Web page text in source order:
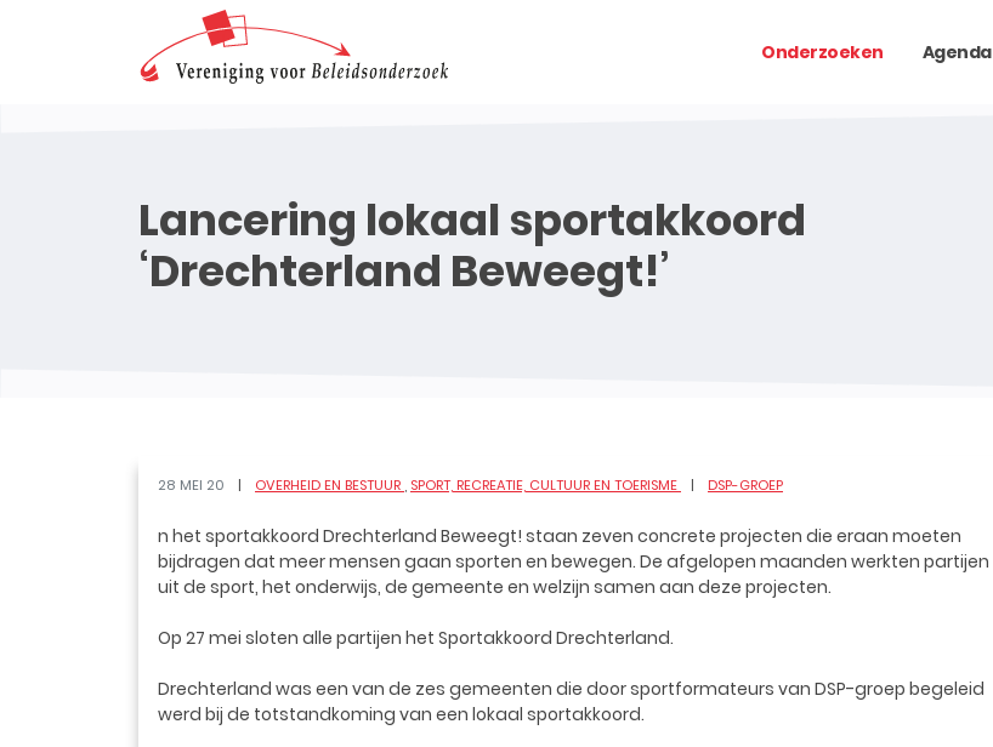
Onderzoeken Agenda
Lancering lokaal sportakkoord
‘Drechterland Beweegt!’
28 MEI 20 OVERHEID EN BESTUUR SPORT, RECREATIE, CULTUUR EN TOERISME DSP-GROEP
n het sportakkoord Drechterland Beweegt! staan zeven concrete projecten die eraan moeten
bijdragen dat meer mensen gaan sporten en bewegen. De afgelopen maanden werkten partijen
uit de sport, het onderwijs, de gemeente en welzijn samen aan deze projecten.
Op 27 mei sloten alle partijen het Sportakkoord Drechterland.
Drechterland was een van de zes gemeenten die door sportformateurs van DSP-groep begeleid
werd bij de totstandkoming van een lokaal sportakkoord.